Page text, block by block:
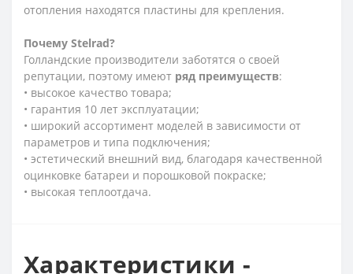
отопления находятся пластины для крепления.
Почему Stelrad?
Голландские производители заботятся о своей
репутации, поэтому имеют ряд преимуществ:
• высокое качество товара;
• гарантия 10 лет эксплуатации;
• широкий ассортимент моделей в зависимости от
параметров и типа подключения;
• эстетический внешний вид, благодаря качественной
оцинковке батареи и порошковой покраске;
• высокая теплоотдача.
Характеристики -